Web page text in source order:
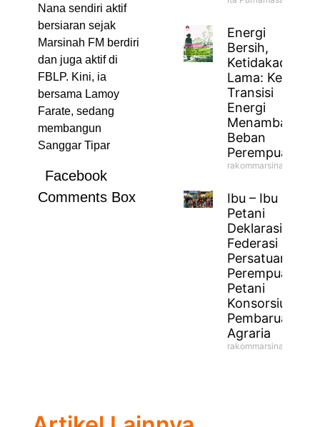
Nana sendiri aktif
bersiaran sejak
Marsinah FM berdiri
dan juga aktif di
FBLP. Kini, ia
bersama Lamoy
Farate, sedang
membangun
Sanggar Tipar
Facebook
Comments Box
Energi
Bersih,
Ketidakadilan
Lama: Ketika
Transisi
Energi
Menambah
Beban
Perempuan
rakommarsinahfm
Ibu – Ibu
Petani
Deklarasikan
Federasi
Persatuan
Perempuan
Petani
Konsorsium
Pembaruan
Agraria
rakommarsinahfm